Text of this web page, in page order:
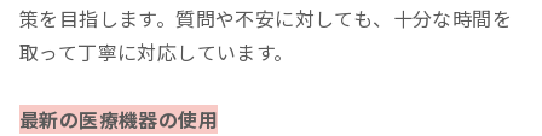
策を目指します。質問や不安に対しても、十分な時間を
取って丁寧に対応しています。
最新の医療機器の使用